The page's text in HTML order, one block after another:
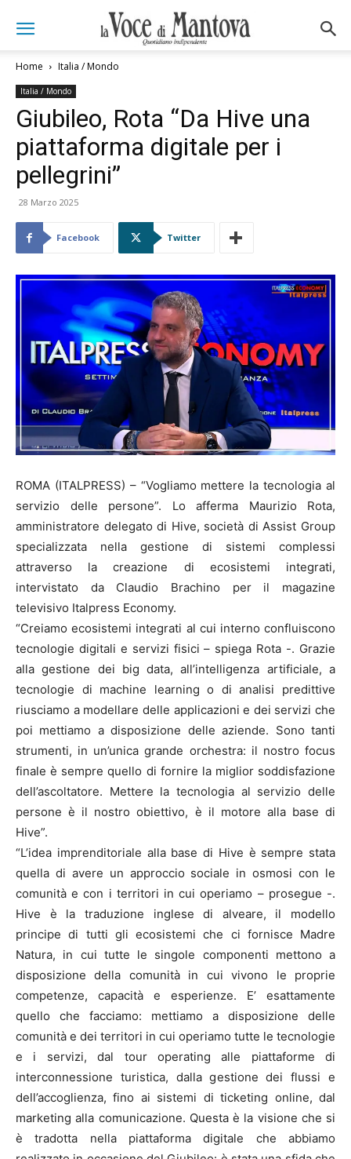
Home Italia / Mondo
Italia / Mondo
Giubileo, Rota “Da Hive una
piattaforma digitale per i
pellegrini”
28 Marzo 2025
Facebook Twitter
ROMA (ITALPRESS) – “Vogliamo mettere la tecnologia al
servizio delle persone”. Lo afferma Maurizio Rota,
amministratore delegato di Hive, società di Assist Group
specializzata nella gestione di sistemi complessi
attraverso la creazione di ecosistemi integrati,
intervistato da Claudio Brachino per il magazine
televisivo Italpress Economy.
“Creiamo ecosistemi integrati al cui interno confluiscono
tecnologie digitali e servizi fisici – spiega Rota -. Grazie
alla gestione dei big data, all’intelligenza artificiale, a
tecnologie di machine learning o di analisi predittive
riusciamo a modellare delle applicazioni e dei servizi che
poi mettiamo a disposizione delle aziende. Sono tanti
strumenti, in un’unica grande orchestra: il nostro focus
finale è sempre quello di fornire la miglior soddisfazione
dell’ascoltatore. Mettere la tecnologia al servizio delle
persone è il nostro obiettivo, è il motore alla base di
Hive”.
“L’idea imprenditoriale alla base di Hive è sempre stata
quella di avere un approccio sociale in osmosi con le
comunità e con i territori in cui operiamo – prosegue -.
Hive è la traduzione inglese di alveare, il modello
principe di tutti gli ecosistemi che ci fornisce Madre
Natura, in cui tutte le singole componenti mettono a
disposizione della comunità in cui vivono le proprie
competenze, capacità e esperienze. E’ esattamente
quello che facciamo: mettiamo a disposizione delle
comunità e dei territori in cui operiamo tutte le tecnologie
e i servizi, dal tour operating alle piattaforme di
interconnessione turistica, dalla gestione dei flussi e
dell’accoglienza, fino ai sistemi di ticketing online, dal
marketing alla comunicazione. Questa è la visione che si
è tradotta nella piattaforma digitale che abbiamo